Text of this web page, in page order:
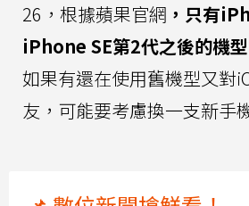
26，根據蘋果官網 ，只有
iPhone SE第2代之後的機
如果有還在使用舊機型又對
友，可能要考慮換一支新手